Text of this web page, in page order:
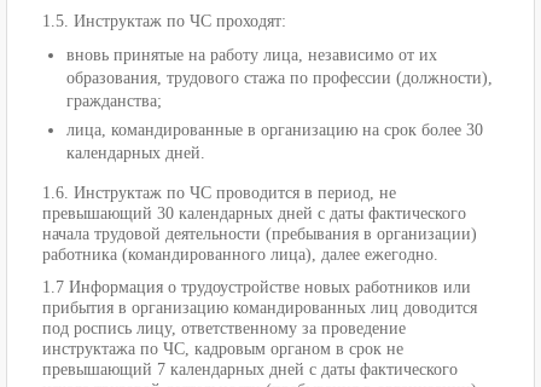
1.5. Инструктаж по ЧС проходят:
вновь принятые на работу лица, независимо от их
образования, трудового стажа по профессии (должности),
гражданства;
лица, командированные в организацию на срок более 30
календарных дней.
1.6. Инструктаж по ЧС проводится в период, не
превышающий 30 календарных дней с даты фактического
начала трудовой деятельности (пребывания в организации)
работника (командированного лица), далее ежегодно.
1.7 Информация о трудоустройстве новых работников или
прибытия в организацию командированных лиц доводится
под роспись лицу, ответственному за проведение
инструктажа по ЧС, кадровым органом в срок не
превышающий 7 календарных дней с даты фактического